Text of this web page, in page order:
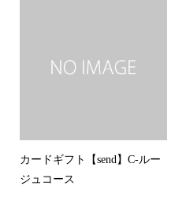
カードギフト【send】C-ルー
ジュコース